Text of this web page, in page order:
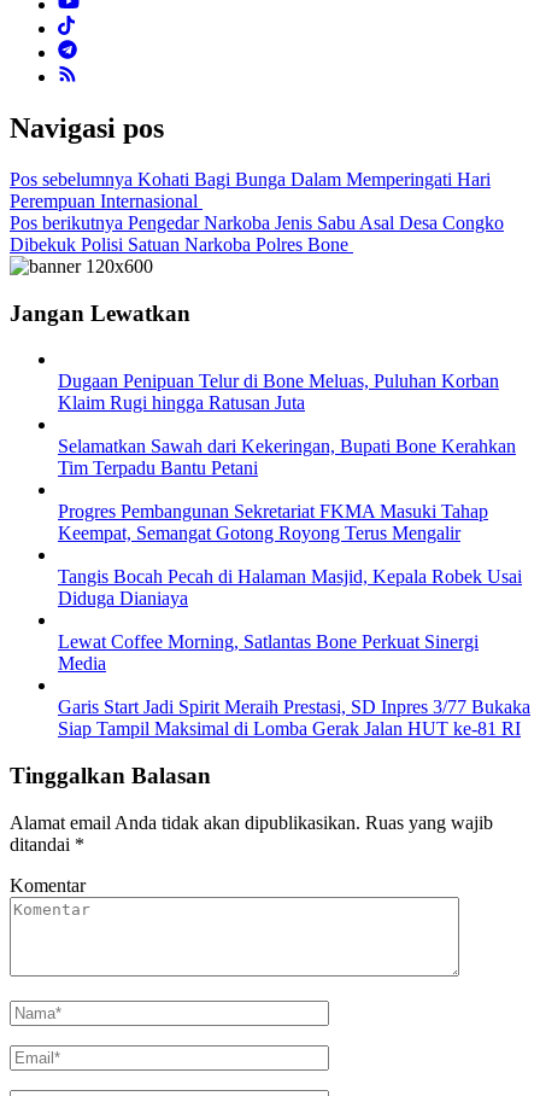
Navigasi pos
Pos sebelumnya Kohati Bagi Bunga Dalam Memperingati Hari
Perempuan Internasional
Pos berikutnya Pengedar Narkoba Jenis Sabu Asal Desa Congko
Dibekuk Polisi Satuan Narkoba Polres Bone
Jangan Lewatkan
Dugaan Penipuan Telur di Bone Meluas, Puluhan Korban
Klaim Rugi hingga Ratusan Juta
Selamatkan Sawah dari Kekeringan, Bupati Bone Kerahkan
Tim Terpadu Bantu Petani
Progres Pembangunan Sekretariat FKMA Masuki Tahap
Keempat, Semangat Gotong Royong Terus Mengalir
Tangis Bocah Pecah di Halaman Masjid, Kepala Robek Usai
Diduga Dianiaya
Lewat Coffee Morning, Satlantas Bone Perkuat Sinergi
Media
Garis Start Jadi Spirit Meraih Prestasi, SD Inpres 3/77 Bukaka
Siap Tampil Maksimal di Lomba Gerak Jalan HUT ke-81 RI
Tinggalkan Balasan
Alamat email Anda tidak akan dipublikasikan. Ruas yang wajib
ditandai *
Komentar